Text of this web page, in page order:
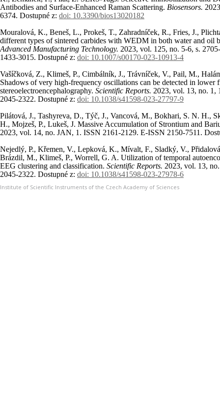
Antibodies and Surface-Enhanced Raman Scattering. Biosensors.
6374. Dostupné z: doi: 10.3390/bios13020182
Mouralová, K., Beneš, L., Prokeš, T., Zahradníček, R., Fries, J.,
different types of sintered carbides with WEDM in both water and oil
Advanced Manufacturing Technology. 2023, vol. 125, no. 5-6, s.
1433-3015. Dostupné z: doi: 10.1007/s00170-023-10913-4
Vašíčková, Z., Klimeš, P., Cimbálník, J., Trávníček, V., Pail, M.,
Shadows of very high-frequency oscillations can be detected in lower
stereoelectroencephalography. Scientific Reports. 2023, vol. 13, no. 1,
2045-2322. Dostupné z: doi: 10.1038/s41598-023-27797-9
Pilátová, J., Tashyreva, D., Týč, J., Vancová, M., Bokhari, S. N. H.,
H., Mojzeš, P., Lukeš, J. Massive Accumulation of Strontium and
2023, vol. 14, no. JAN, 1. ISSN 2161-2129. E-ISSN 2150-7511.
Nejedlý, P., Křemen, V., Lepková, K., Mívalt, F., Sladký, V.,
Brázdil, M., Klimeš, P., Worrell, G. A. Utilization of temporal
EEG clustering and classification. Scientific Reports. 2023, vol. 13,
2045-2322. Dostupné z: doi: 10.1038/s41598-023-27978-6
Institute of Scientific Instruments of the Czech Academy of Sciences